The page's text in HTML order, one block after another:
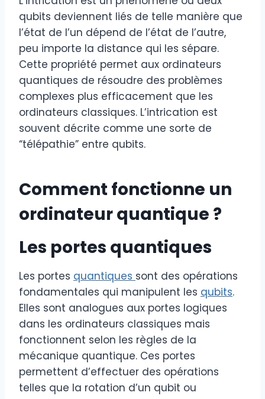
qubits deviennent liés de telle manière que
l’état de l’un dépend de l’état de l’autre,
peu importe la distance qui les sépare.
Cette propriété permet aux ordinateurs
quantiques de résoudre des problèmes
complexes plus efficacement que les
ordinateurs classiques. L’intrication est
souvent décrite comme une sorte de
“télépathie” entre qubits.
Comment fonctionne un
ordinateur quantique ?
Les portes quantiques
Les portes quantiques sont des opérations
fondamentales qui manipulent les qubits.
Elles sont analogues aux portes logiques
dans les ordinateurs classiques mais
fonctionnent selon les règles de la
mécanique quantique. Ces portes
permettent d’effectuer des opérations
telles que la rotation d’un qubit ou